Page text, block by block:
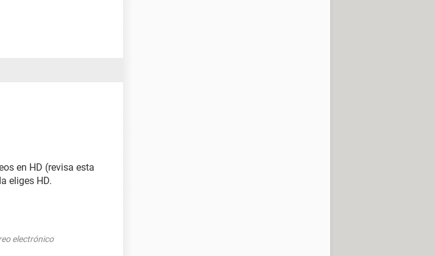
en HD (revisa esta
eliges HD.
electrónico